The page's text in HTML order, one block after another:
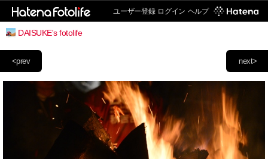
ユーザー登録 ログイン ヘルプ
DAISUKE's fotolife
next>
<prev